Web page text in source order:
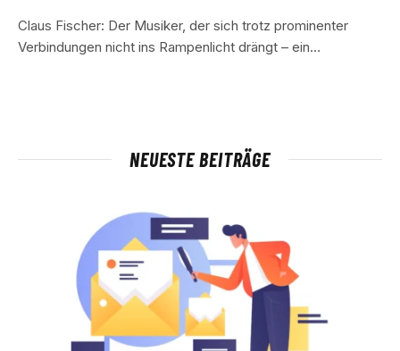
Claus Fischer: Der Musiker, der sich trotz prominenter
Verbindungen nicht ins Rampenlicht drängt – ein…
NEUESTE BEITRÄGE